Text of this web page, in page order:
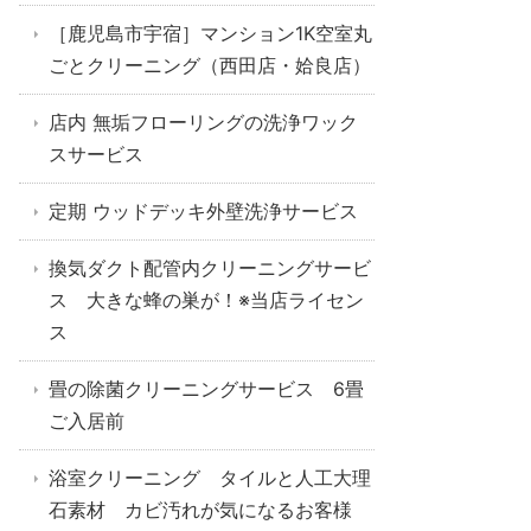
［鹿児島市宇宿］マンション1K空室丸
ごとクリーニング（西田店・姶良店）
店内 無垢フローリングの洗浄ワック
スサービス
定期 ウッドデッキ外壁洗浄サービス
換気ダクト配管内クリーニングサービ
ス 大きな蜂の巣が！※当店ライセン
ス
畳の除菌クリーニングサービス 6畳
ご入居前
浴室クリーニング タイルと人工大理
石素材 カビ汚れが気になるお客様